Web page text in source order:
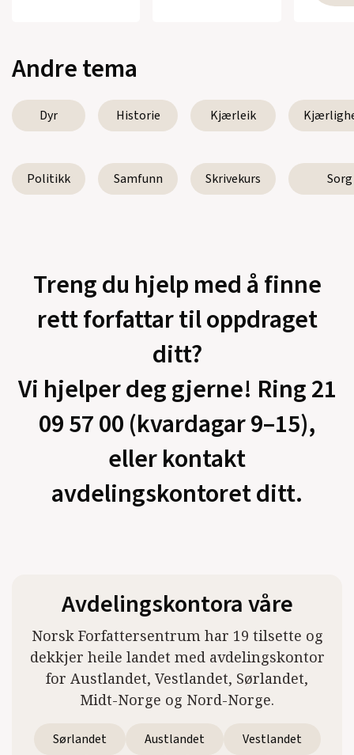
Andre tema
Dyr Historie Kjærleik
Politikk Samfunn Skrivekurs Sorg
Treng du hjelp med å finne
rett forfattar til oppdraget
ditt?
Vi hjelper deg gjerne! Ring 21
09 57 00 (kvardagar 9–15),
eller kontakt
avdelingskontoret ditt.
Avdelingskontora våre
Norsk Forfattersentrum har 19 tilsette og
dekkjer heile landet med avdelingskontor
for Austlandet, Vestlandet, Sørlandet,
Midt-Norge og Nord-Norge.
Sørlandet Austlandet
Vestlandet